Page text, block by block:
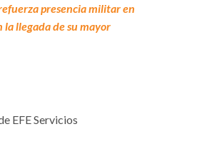
presencia militar en
llegada de su mayor
EFE Servicios